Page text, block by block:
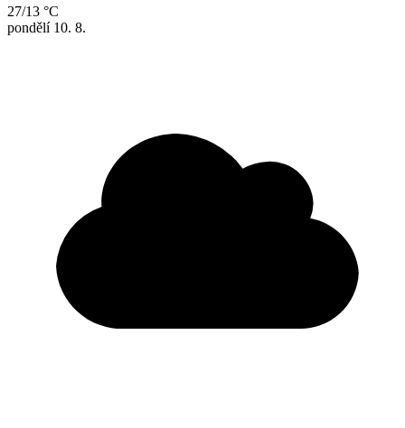
27/13 °C
pondělí 10. 8.